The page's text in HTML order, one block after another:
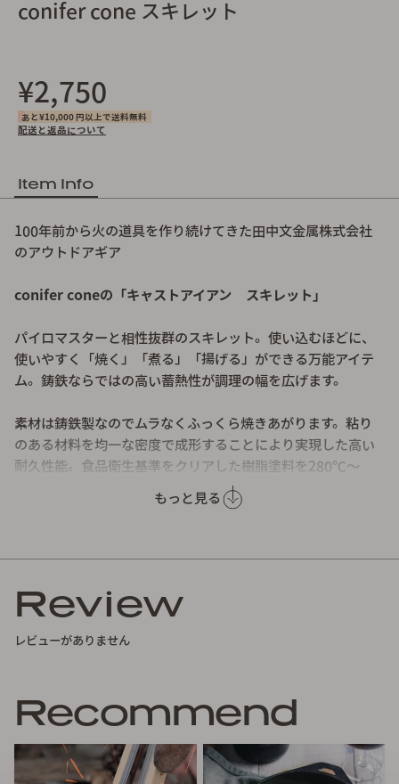
conifer cone スキレット
¥2,750
あと¥10,000 円以上で送料無料
配送と返品について
Item Info
もっと見る
100年前から火の道具を作り続けてきた田中文金属株式会社
のアウトドアギア
conifer coneの「キャストアイアン スキレット」
パイロマスターと相性抜群のスキレット。使い込むほどに、
使いやすく「焼く」「煮る」「揚げる」ができる万能アイテ
ム。鋳鉄ならではの高い蓄熱性が調理の幅を広げます。
素材は鋳鉄製なのでムラなくふっくら焼きあがります。粘り
のある材料を均一な密度で成形することにより実現した高い
耐久性能。食品衛生基準をクリアした樹脂塗料を280℃～
【基本情報】
【お手入れ方法】
す。下の手順でお手入れをしてください。使い込めば使い込
むほどに油が馴染んで手放せない道具になります。
Review
レビューがありません
Recommend